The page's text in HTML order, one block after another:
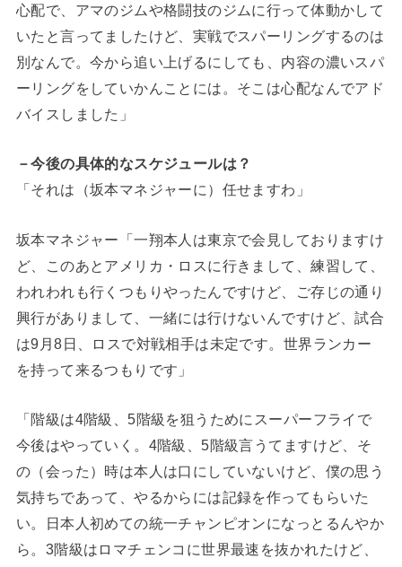
心配で、アマのジムや格闘技のジムに行って体動かして
いたと言ってましたけど、実戦でスパーリングするのは
別なんで。今から追い上げるにしても、内容の濃いスパ
ーリングをしていかんことには。そこは心配なんでアド
バイスしました」
－今後の具体的なスケジュールは？
「それは（坂本マネジャーに）任せますわ」
坂本マネジャー「一翔本人は東京で会見しておりますけ
ど、このあとアメリカ・ロスに行きまして、練習して、
われわれも行くつもりやったんですけど、ご存じの通り
興行がありまして、一緒には行けないんですけど、試合
は9月8日、ロスで対戦相手は未定です。世界ランカー
を持って来るつもりです」
「階級は4階級、5階級を狙うためにスーパーフライで
今後はやっていく。4階級、5階級言うてますけど、そ
の（会った）時は本人は口にしていないけど、僕の思う
気持ちであって、やるからには記録を作ってもらいた
い。日本人初めての統一チャンピオンになっとるんやか
ら。3階級はロマチェンコに世界最速を抜かれたけど、